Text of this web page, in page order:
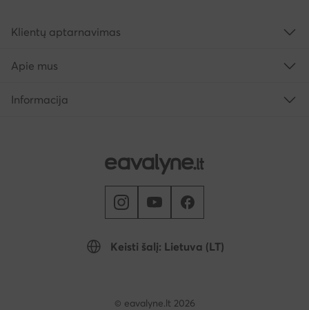
Keisti šalį: Lietuva (LT)
Klientų aptarnavimas
Apie mus
Informacija
© eavalyne.lt 2026